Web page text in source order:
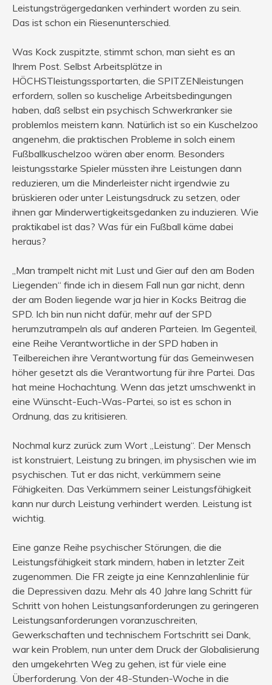
Leistungsträgergedanken verhindert worden zu sein.
Das ist schon ein Riesenunterschied.
Was Kock zuspitzte, stimmt schon, man sieht es an
Ihrem Post. Selbst Arbeitsplätze in
HÖCHSTleistungssportarten, die SPITZENleistungen
erfordern, sollen so kuschelige Arbeitsbedingungen
haben, daß selbst ein psychisch Schwerkranker sie
problemlos meistern kann. Natürlich ist so ein Kuschelzoo
angenehm, die praktischen Probleme in solch einem
Fußballkuschelzoo wären aber enorm. Besonders
leistungsstarke Spieler müssten ihre Leistungen dann
reduzieren, um die Minderleister nicht irgendwie zu
brüskieren oder unter Leistungsdruck zu setzen, oder
ihnen gar Minderwertigkeitsgedanken zu induzieren. Wie
praktikabel ist das? Was für ein Fußball käme dabei
heraus?
„Man trampelt nicht mit Lust und Gier auf den am Boden
Liegenden“ finde ich in diesem Fall nun gar nicht, denn
der am Boden liegende war ja hier in Kocks Beitrag die
SPD. Ich bin nun nicht dafür, mehr auf der SPD
herumzutrampeln als auf anderen Parteien. Im Gegenteil,
eine Reihe Verantwortliche in der SPD haben in
Teilbereichen ihre Verantwortung für das Gemeinwesen
höher gesetzt als die Verantwortung für ihre Partei. Das
hat meine Hochachtung. Wenn das jetzt umschwenkt in
eine Wünscht-Euch-Was-Partei, so ist es schon in
Ordnung, das zu kritisieren.
Nochmal kurz zurück zum Wort „Leistung“. Der Mensch
ist konstruiert, Leistung zu bringen, im physischen wie im
psychischen. Tut er das nicht, verkümmern seine
Fähigkeiten. Das Verkümmern seiner Leistungsfähigkeit
kann nur durch Leistung verhindert werden. Leistung ist
wichtig.
Eine ganze Reihe psychischer Störungen, die die
Leistungsfähigkeit stark mindern, haben in letzter Zeit
zugenommen. Die FR zeigte ja eine Kennzahlenlinie für
die Depressiven dazu. Mehr als 40 Jahre lang Schritt für
Schritt von hohen Leistungsanforderungen zu geringeren
Leistungsanforderungen voranzuschreiten,
Gewerkschaften und technischem Fortschritt sei Dank,
war kein Problem, nun unter dem Druck der Globalisierung
den umgekehrten Weg zu gehen, ist für viele eine
Überforderung. Von der 48-Stunden-Woche in die